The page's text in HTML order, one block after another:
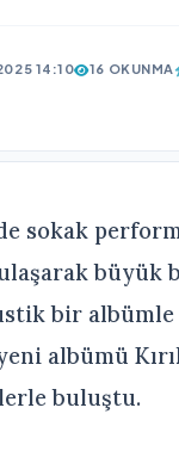
14:10 16 OKUNMA
sokak
büyük
bir
albümü
buluştu.